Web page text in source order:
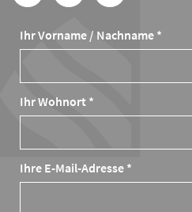
Ihr Vorname / Nachname *
Ihr Wohnort *
Ihre E-Mail-Adresse *